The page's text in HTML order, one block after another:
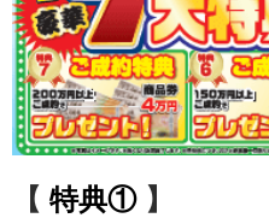
【 特典①】